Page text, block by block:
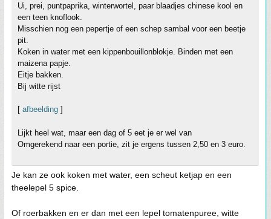
Ui, prei, puntpaprika, winterwortel, paar blaadjes chinese kool en
een teen knoflook.
Misschien nog een pepertje of een schep sambal voor een beetje
pit.
Koken in water met een kippenbouillonblokje. Binden met een
maizena papje.
Eitje bakken.
Bij witte rijst
[ afbeelding ]
Lijkt heel wat, maar een dag of 5 eet je er wel van
Omgerekend naar een portie, zit je ergens tussen 2,50 en 3 euro.
Je kan ze ook koken met water, een scheut ketjap en een
theelepel 5 spice.
Of roerbakken en er dan met een lepel tomatenpuree, witte